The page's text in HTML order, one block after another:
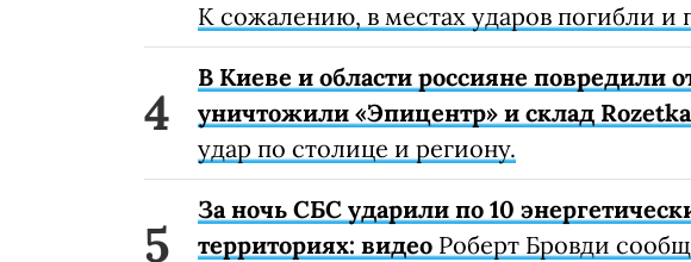
К сожалению, в местах ударов погибли и
В Киеве и области россияне повредили
уничтожили «Эпицентр» и склад
удар по столице и региону.
За ночь СБС ударили по 10
территориях: видео Роберт Бровди